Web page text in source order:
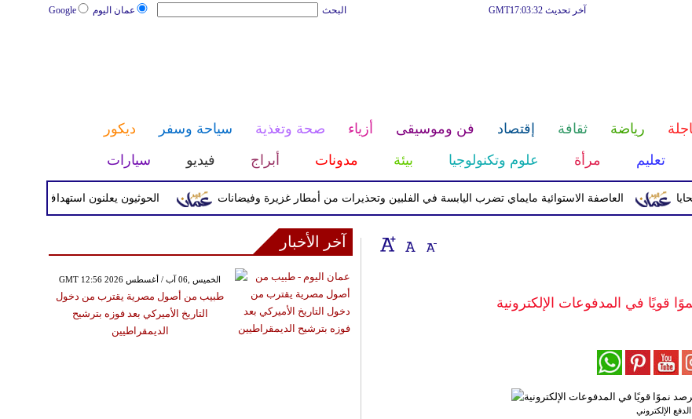
عمان اليوم Google البحث آخر تحديث GMT17:03:32
رياضة ثقافة إقتصاد فن وموسيقى أزياء صحة وتغذية سياحة وسفر
ديكور
تعليم مرأة علوم وتكنولوجيا بيئة مدونات أبراج فيديو سيارات
الحوثيون يعلنون استهداف هدف حساس العاصفة الاستوائية مايماي تضرب اليابسة في الفلبين وتحذيرات من أمطار غزيرة وفيضانات
قويًا في المدفوعات الإلكترونية
الإلكتروني
آخر الأخبار
GMT 12:56 2026 الخميس ,06 آب / أغسطس
طبيب من أصول مصرية يقترب من دخول
التاريخ الأميركي بعد فوزه بترشيح
الديمقراطيين